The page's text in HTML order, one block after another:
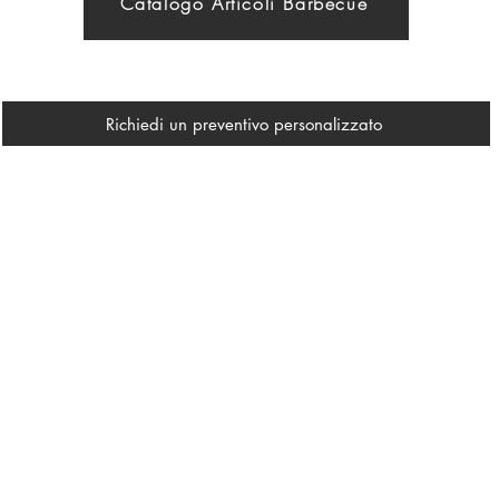
Richiedi un preventivo personalizzato